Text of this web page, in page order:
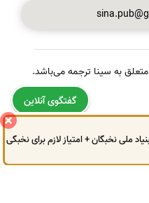
به سینا ترجمه می‌باشد.
09149724522
ملی نخبگان + امتیاز لازم برای نخبگی
گفتگوی آنلاین